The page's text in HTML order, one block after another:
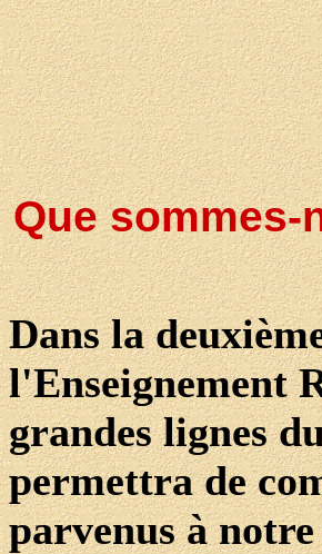
Que
Dans la
l'Enseignement
grandes lignes
permettra de
parvenus à